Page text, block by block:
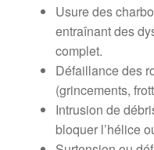
Usure des
entraînant des
complet.
Défaillance des
(grincements,
Intrusion de
bloquer l’hélice